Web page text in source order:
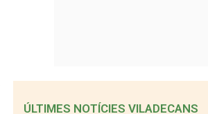
ÚLTIMES NOTÍCIES VILADECANS